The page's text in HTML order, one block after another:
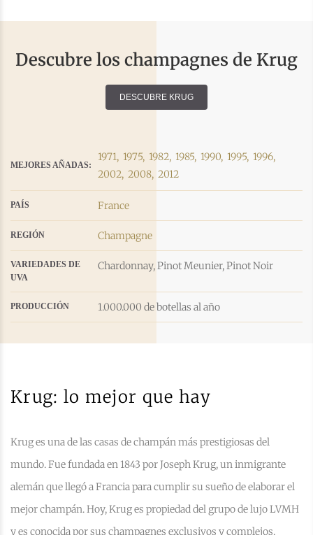
Descubre los champagnes de Krug
DESCUBRE KRUG
MEJORES AÑADAS:
1971, 1975, 1982, 1985, 1990, 1995, 1996,
2002,2008,2012
PAÍS France
REGIÓN Champagne
VARIEDADES DE
UVA
Chardonnay, Pinot Meunier, Pinot Noir
PRODUCCIÓN 1.000.000 de botellas al año
Krug: lo mejor que hay
Krug es una de las casas de champán más prestigiosas del
mundo. Fue fundada en 1843 por Joseph Krug, un inmigrante
alemán que llegó a Francia para cumplir su sueño de elaborar el
mejor champán. Hoy, Krug es propiedad del grupo de lujo LVMH
y es conocida por sus champagnes exclusivos y complejos.